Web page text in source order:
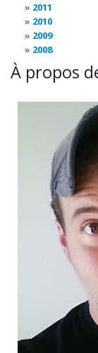
2011
2010
2009
2008
À propos